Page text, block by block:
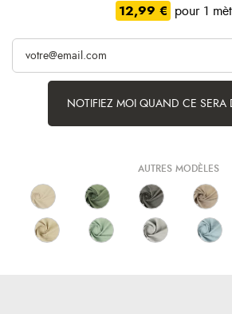
12,99 € pour 1
NOTIFIEZ MOI QUAND CE SERA
AUTRES MODÈLES